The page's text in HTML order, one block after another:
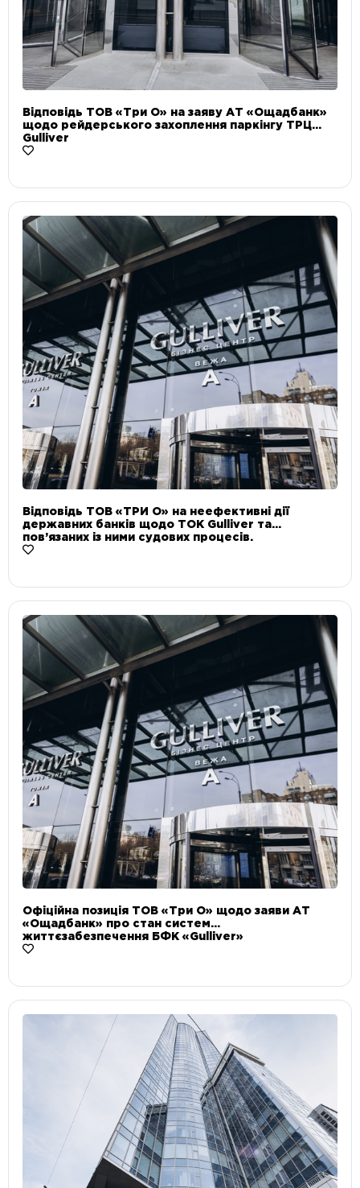
Відповідь ТОВ «Три О» на заяву АТ «Ощадбанк»
щодо рейдерського захоплення паркінгу ТРЦ
Gulliver
Відповідь ТОВ «ТРИ О» на неефективні дії
державних банків щодо ТОК Gulliver та
пов’язаних із ними судових процесів.
Офіційна позиція ТОВ «Три О» щодо заяви АТ
«Ощадбанк» про стан систем
життєзабезпечення БФК «Gulliver»